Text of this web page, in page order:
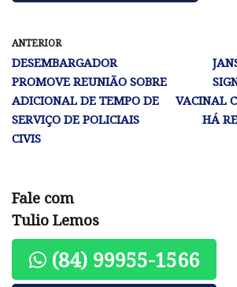
ANTERIOR
DESEMBARGADOR
PROMOVE REUNIÃO SOBRE
ADICIONAL DE TEMPO DE
SERVIÇO DE POLICIAIS
CIVIS
VACINAL
HÁ
Fale com
Tulio Lemos
(84) 99955-1566